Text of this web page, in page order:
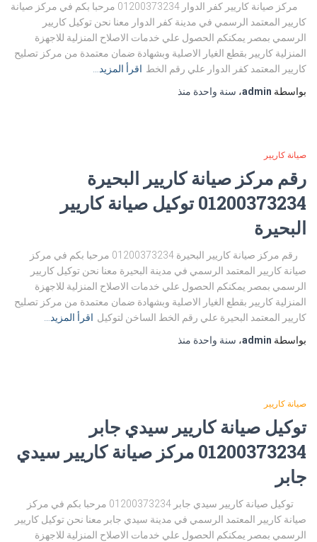
مركز صيانة كاريير كفر الدوار 01200373234 مرحبا بكم في مركز صيانة
كاريير المعتمد الرسمي في مدينة كفر الدوار معنا نحن توكيل كاريير
الرسمي بمصر يمكنكم الحصول علي خدمات الاصلاح المنزلية للاجهزة
المنزلية كاريير بقطع الغيار الاصلية وبشهادة ضمان معتمدة من مركز تصليح
كاريير المعتمد كفر الدوار علي رقم الخط اقرأ المزيد…
بواسطة admin، سنة واحدة منذ
صيانة كاريير
رقم مركز صيانة كاريير البحيرة
01200373234 توكيل صيانة كاريير
البحيرة
رقم مركز صيانة كاريير البحيرة 01200373234 مرحبا بكم في مركز
صيانة كاريير المعتمد الرسمي في مدينة البحيرة معنا نحن توكيل كاريير
الرسمي بمصر يمكنكم الحصول علي خدمات الاصلاح المنزلية للاجهزة
المنزلية كاريير بقطع الغيار الاصلية وبشهادة ضمان معتمدة من مركز تصليح
كاريير المعتمد البحيرة علي رقم الخط الساخن لتوكيل اقرأ المزيد…
بواسطة admin، سنة واحدة منذ
صيانة كاريير
توكيل صيانة كاريير سيدي جابر
01200373234 مركز صيانة كاريير سيدي
جابر
توكيل صيانة كاريير سيدي جابر 01200373234 مرحبا بكم في مركز
صيانة كاريير المعتمد الرسمي في مدينة سيدي جابر معنا نحن توكيل كاريير
الرسمي بمصر يمكنكم الحصول علي خدمات الاصلاح المنزلية للاجهزة